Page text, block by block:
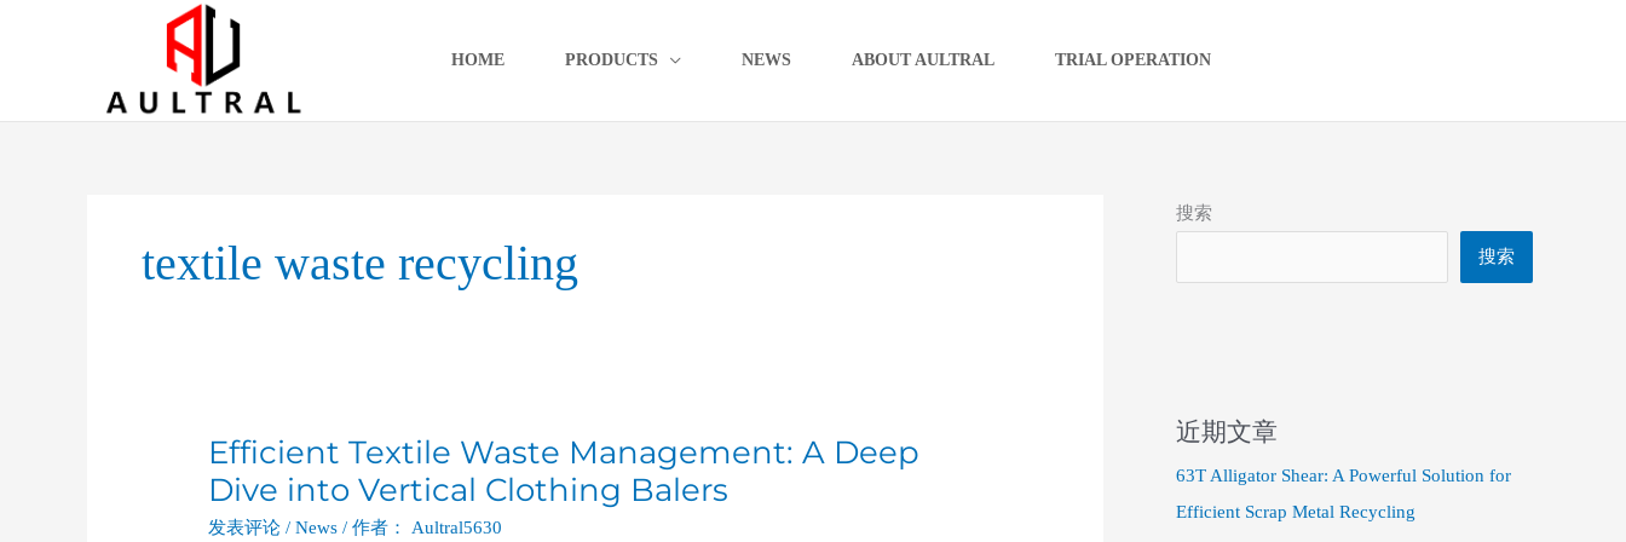
HOME PRODUCTS NEWS ABOUT AULTRAL TRIAL OPERATION
textile waste recycling
Efficient Textile Waste Management: A Deep
Dive into Vertical Clothing Balers
发表评论 /News / 作者： Aultral5630
Efficient
Textile
Waste
Management:
搜索
搜索
近期文章
63T Alligator Shear: A Powerful Solution for
Efficient Scrap Metal Recycling